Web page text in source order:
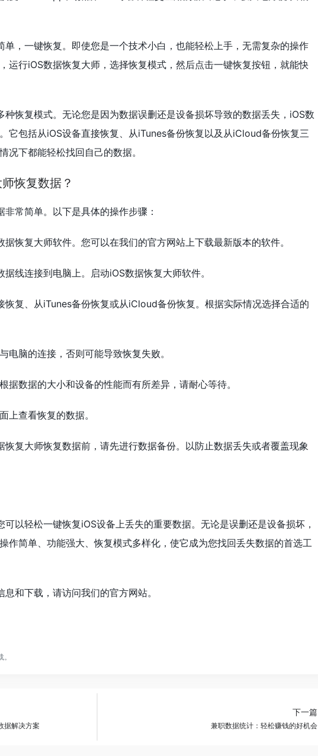
单，一键恢复。即使您是一个技术小白，也能轻松上手，无需复杂的操作
运行iOS数据恢复大师，选择恢复模式，然后点击一键恢复按钮，就能快
种恢复模式。无论您是因为数据误删还是设备损坏导致的数据丢失，iOS数
它包括从iOS设备直接恢复、从iTunes备份恢复以及从iCloud备份恢复三
况下都能轻松找回自己的数据。
恢复数据？
常简单。以下是具体的操作步骤：
恢复大师软件。您可以在我们的官方网站上下载最新版本的软件。
线连接到电脑上。启动iOS数据恢复大师软件。
恢复、从iTunes备份恢复或从iCloud备份恢复。根据实际情况选择合适的
电脑的连接，否则可能导致恢复失败。
据数据的大小和设备的性能而有所差异，请耐心等待。
上查看恢复的数据。
恢复大师恢复数据前，请先进行数据备份。以防止数据丢失或者覆盖现象
以轻松一键恢复iOS设备上丢失的重要数据。无论是误删还是设备损坏，
作简单、功能强大、恢复模式多样化，使它成为您找回丢失数据的首选工
和下载，请访问我们的官方网站。
据解决方案
下一篇
兼职数据统计：轻松赚钱的好机会